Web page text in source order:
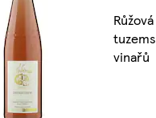
vinařů